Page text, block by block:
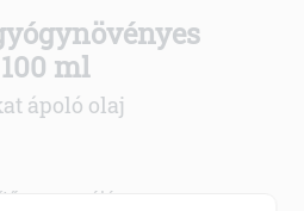
ml
ápoló olaj
regeneráló